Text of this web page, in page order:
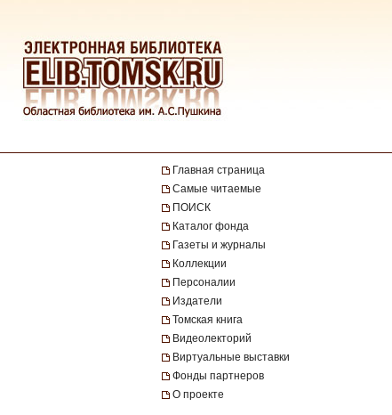
Главная страница
Самые читаемые
ПОИСК
Каталог фонда
Газеты и журналы
Коллекции
Персоналии
Издатели
Томская книга
Видеолекторий
Виртуальные выставки
Фонды партнеров
О проекте